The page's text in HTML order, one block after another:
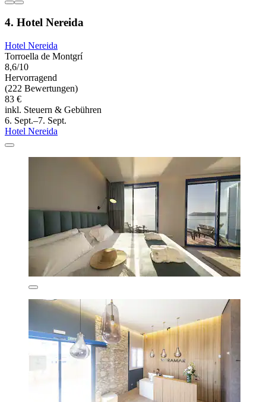
4. Hotel Nereida
Hotel Nereida
Torroella de Montgrí
8,6/10
Hervorragend
(222 Bewertungen)
83 €
inkl. Steuern & Gebühren
6. Sept.–7. Sept.
Hotel Nereida